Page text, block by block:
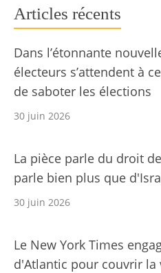
Articles récents
Dans l’étonnante
électeurs s’attendent à
de saboter les élections
30 juin 2026
La pièce parle du droit
parle bien plus que
30 juin 2026
Le New York Times
d'Atlantic pour couvrir la